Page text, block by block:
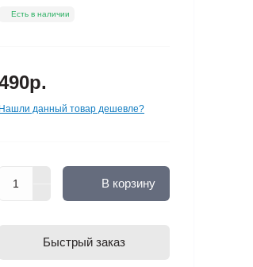
Есть в наличии
Нашли данный товар дешевле?
В корзину
Быстрый заказ